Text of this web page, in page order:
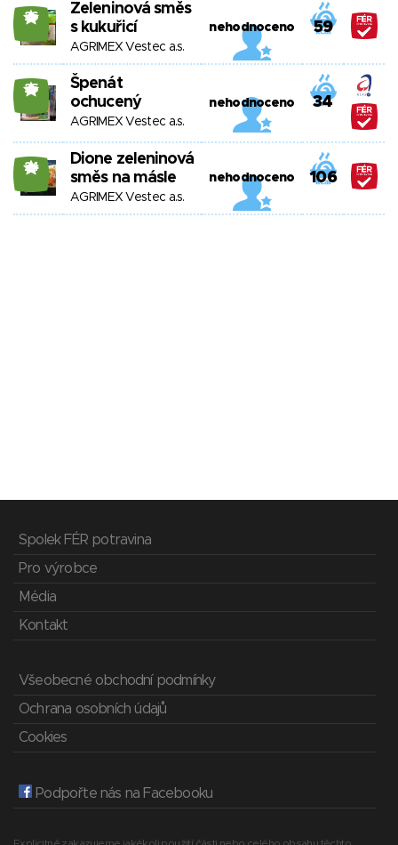
26
Zeleninová směs
s kukuřicí
AGRIMEX Vestec a.s.
nehodnoceno 59
25
Špenát
ochucený
AGRIMEX Vestec a.s.
nehodnoceno 34
24
Dione zeleninová
směs na másle
AGRIMEX Vestec a.s.
nehodnoceno 106
Spolek FÉR potravina
Pro výrobce
Média
Kontakt
Všeobecné obchodní podmínky
Ochrana osobních údajů
Cookies
Podpořte nás na Facebooku